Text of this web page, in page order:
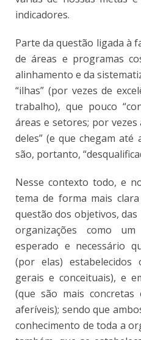
indicadores.
Parte da questão ligada à
de áreas e programas
alinhamento e da
“ilhas” (por vezes de
trabalho), que pouco
áreas e setores; por
deles” (e que chegam até
são, portanto,
Nesse contexto todo, e
tema de forma mais
questão dos objetivos,
organizações como
esperado e necessário
(por elas) estabelecidos
gerais e conceituais), e
(que são mais concretas
aferíveis); sendo que
conhecimento de toda a